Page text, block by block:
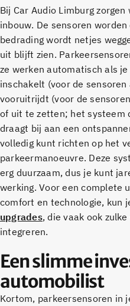
Bij Car Audio Limburg
inbouw. De sensoren
bedrading wordt netjes
uit blijft zien.
ze werken automatisch als
inschakelt (voor de
vooruitrijdt (voor de
of uit te zetten; het systeem
draagt bij aan een
volledig kunt richten op het
parkeermanoeuvre. Deze
erg duurzaam, dus je kunt
werking. Voor een complete
comfort en technologie, kun
upgrades, die vaak ook
integreren.
Een slimme
automobilist
Kortom, parkeersensoren in